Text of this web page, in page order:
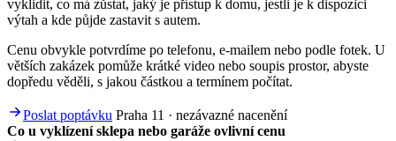
vyklidit, co má zůstat, jaký je přístup k domu, jestli je k dispozici
výtah a kde půjde zastavit s autem.
Cenu obvykle potvrdíme po telefonu, e-mailem nebo podle fotek. U
větších zakázek pomůže krátké video nebo soupis prostor, abyste
dopředu věděli, s jakou částkou a termínem počítat.
Poslat poptávku Praha 11 · nezávazné nacenění
Co u vyklízení sklepa nebo garáže ovlivní cenu